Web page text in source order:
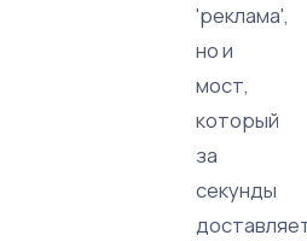
'реклама',
но и
мост,
который
за
секунды